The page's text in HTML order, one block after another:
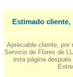
Estimado
Apreciable cliente, por
Servicio de Flores de
esta página